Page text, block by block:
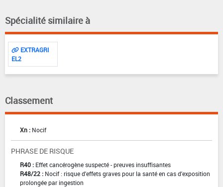
Spécialité similaire à
EXTRAGRI
EL2
Classement
Xn : Nocif
PHRASE DE RISQUE
R40 : Effet cancérogène suspecté - preuves insuffisantes
R48/22 : Nocif : risque d'effets graves pour la santé en cas d'exposition
prolongée par ingestion